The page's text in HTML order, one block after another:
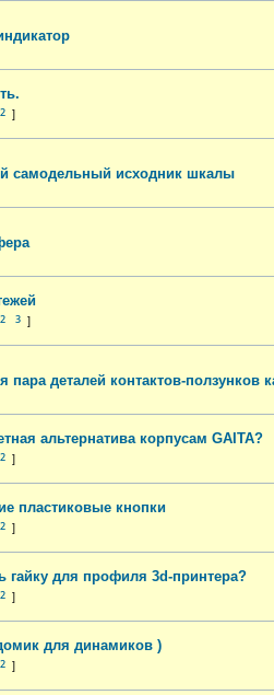
2
самодельный исходник шкалы
2 3
пара деталей контактов-ползунков
альтернатива корпусам GAITA?
2
пластиковые кнопки
2
гайку для профиля 3d-принтера?
2
для динамиков )
2